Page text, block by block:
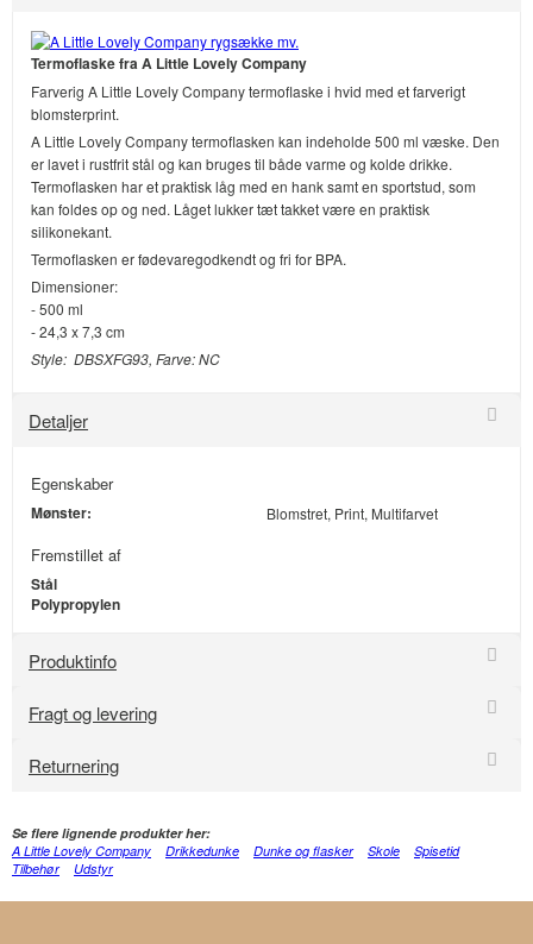
Termoflaskefra A Little Lovely Company
Farverig A Little Lovely Company termoflaske i hvid med et farverigt
blomsterprint.
A Little Lovely Company termoflasken kan indeholde 500 ml væske. Den
er lavet i rustfrit stål og kan bruges til både varme og kolde drikke.
Termoflasken har et praktisk låg med en hank samt en sportstud, som
kan foldes op og ned. Låget lukker tæt takket være en praktisk
silikonekant.
Termoflasken er fødevaregodkendt og fri for BPA.
Dimensioner:
- 500 ml
- 24,3 x 7,3 cm
Style: DBSXFG93, Farve: NC
Detaljer
Egenskaber
Mønster: Blomstret, Print, Multifarvet
Fremstillet af
Stål
Polypropylen
Produktinfo
Fragt og levering
Returnering
Se flere lignende produkter her:
A Little Lovely Company
Drikkedunke Dunke og flasker Skole
Spisetid
Tilbehør
Udstyr